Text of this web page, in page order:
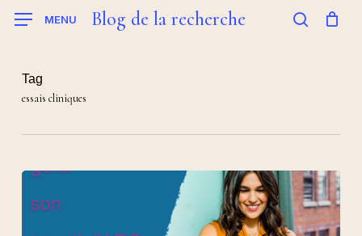
MENU Blog de la recherche
Tag
essais cliniques